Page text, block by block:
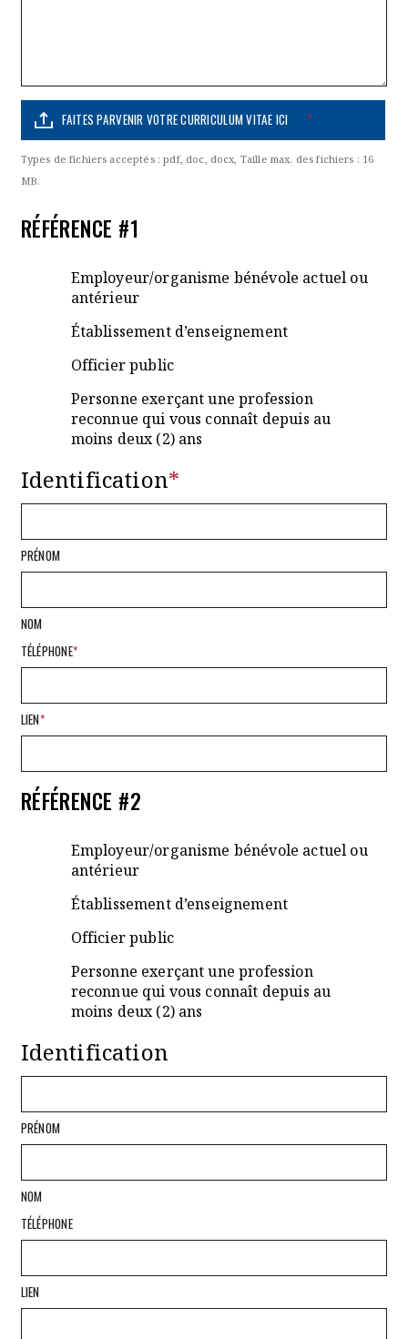
FAITES PARVENIR VOTRE CURRICULUM VITAE ICI *
Types de fichiers acceptés : pdf, doc, docx, Taille max. des fichiers : 16
MB.
RÉFÉRENCE #1
Employeur/organisme bénévole actuel ou
antérieur
Établissement d’enseignement
Officier public
Personne exerçant une profession
reconnue qui vous connaît depuis au
moins deux (2) ans
Identification*
PRÉNOM
NOM
TÉLÉPHONE*
LIEN*
RÉFÉRENCE #2
Employeur/organisme bénévole actuel ou
antérieur
Établissement d’enseignement
Officier public
Personne exerçant une profession
reconnue qui vous connaît depuis au
moins deux (2) ans
Identification
PRÉNOM
NOM
TÉLÉPHONE
LIEN